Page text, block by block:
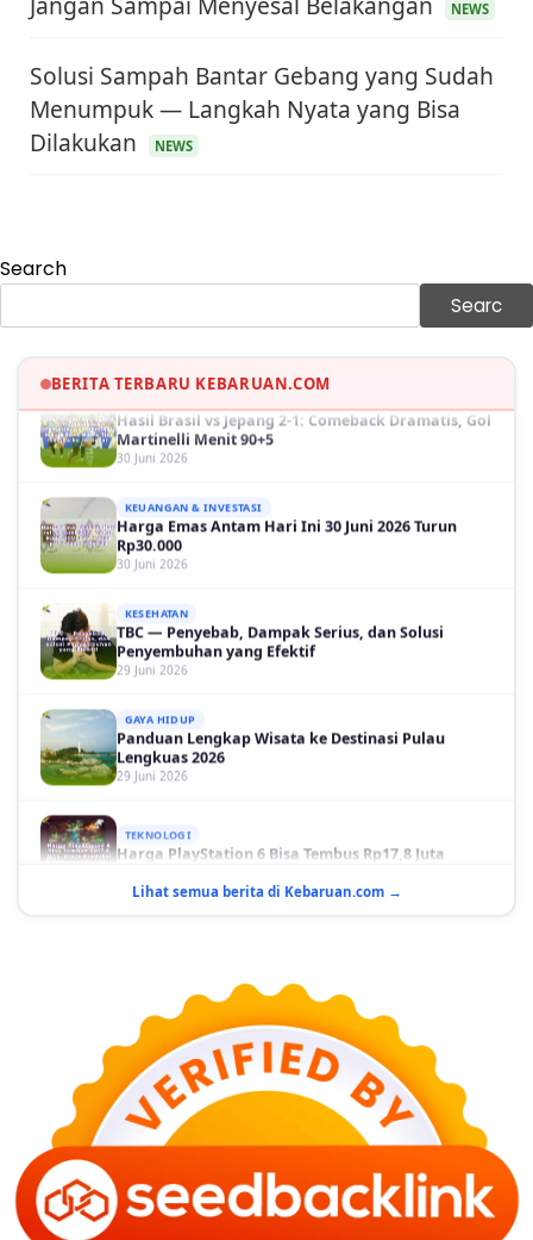
NEWS
Solusi Sampah Bantar Gebang yang Sudah
Menumpuk — Langkah Nyata yang Bisa
Dilakukan
NEWS
Search
Searc
BERITA TERBARU KEBARUAN.COM
GAYA HIDUP
Sinopsis Film Marauders, Misteri Perampokan
OLAH RAGA
Hasil Brasil vs Jepang 2-1: Comeback Dramatis, Gol
Martinelli Menit 90+5
30 Juni 2026
Harga Emas Antam Hari Ini 30 Juni 2026 Turun
Rp30.000
30 Juni 2026
TBC — Penyebab, Dampak Serius, dan Solusi
Penyembuhan yang Efektif
29 Juni 2026
Panduan Lengkap Wisata ke Destinasi Pulau
Lengkuas 2026
29 Juni 2026
Harga PlayStation 6 Bisa Tembus Rp17,8 Juta
29 Juni 2026
KESEHATAN
Bahaya Memakai Softlens untuk Mata yang Jarang
Diketahui
29 Juni 2026
NASIONAL
PLN Kalimantan Lakukan Manajemen Beban
Akibat Gangguan PLTGU
29 Juni 2026
Lihat semua berita di Kebaruan.com →